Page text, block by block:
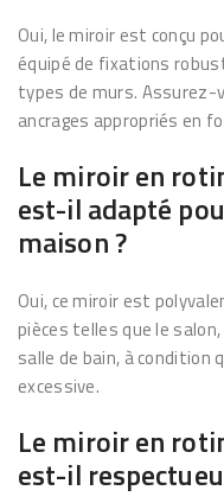
Oui, le miroir est conçu
équipé de fixations
types de murs. Assurez-
ancrages appropriés en
Le miroir en
est-il adapté
maison ?
Oui, ce miroir est
pièces telles que le
salle de bain, à condition
excessive.
Le miroir en
est-il